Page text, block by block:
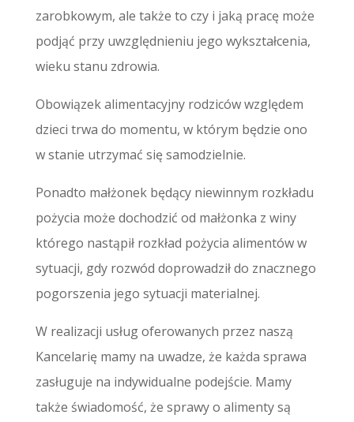
zarobkowym, ale także to czy i jaką pracę może
podjąć przy uwzględnieniu jego wykształcenia,
wieku stanu zdrowia.
Obowiązek alimentacyjny rodziców względem
dzieci trwa do momentu, w którym będzie ono
w stanie utrzymać się samodzielnie.
Ponadto małżonek będący niewinnym rozkładu
pożycia może dochodzić od małżonka z winy
którego nastąpił rozkład pożycia alimentów w
sytuacji, gdy rozwód doprowadził do znacznego
pogorszenia jego sytuacji materialnej.
W realizacji usług oferowanych przez naszą
Kancelarię mamy na uwadze, że każda sprawa
zasługuje na indywidualne podejście. Mamy
także świadomość, że sprawy o alimenty są